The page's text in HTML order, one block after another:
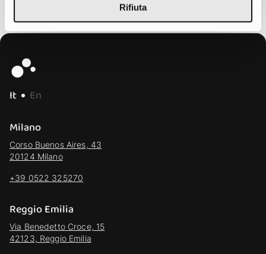
Rifiuta
It
En
Milano
Corso Buenos Aires, 43
20124 Milano
+39 0522 325270
Reggio Emilia
Via Benedetto Croce, 15
42123, Reggio Emilia